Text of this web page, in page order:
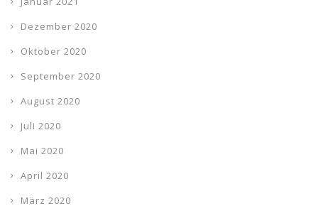
Dezember 2020
Oktober 2020
September 2020
August 2020
Juli 2020
Mai 2020
April 2020
März 2020